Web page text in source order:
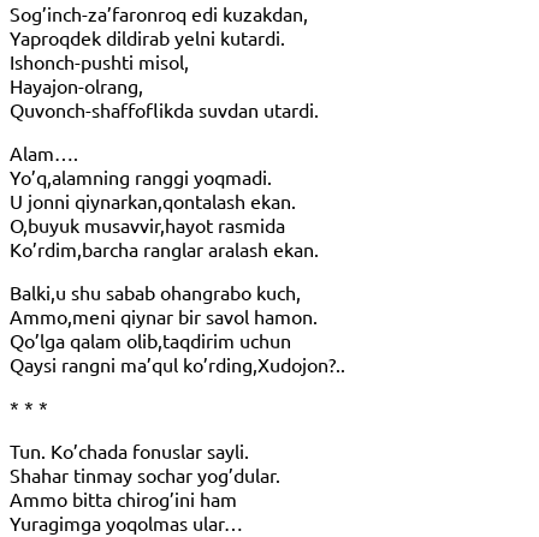
Sog’inch-za’faronroq edi kuzakdan,
Yaproqdek dildirab yelni kutardi.
Ishonch-pushti misol,
Hayajon-olrang,
Quvonch-shaffoflikda suvdan utardi.
Alam….
Yo’q,alamning ranggi yoqmadi.
U jonni qiynarkan,qontalash ekan.
O,buyuk musavvir,hayot rasmida
Ko’rdim,barcha ranglar aralash ekan.
Balki,u shu sabab ohangrabo kuch,
Ammo,meni qiynar bir savol hamon.
Qo’lga qalam olib,taqdirim uchun
Qaysi rangni ma’qul ko’rding,Xudojon?..
* * *
Tun. Ko’chada fonuslar sayli.
Shahar tinmay sochar yog’dular.
Ammo bitta chirog’ini ham
Yuragimga yoqolmas ular…